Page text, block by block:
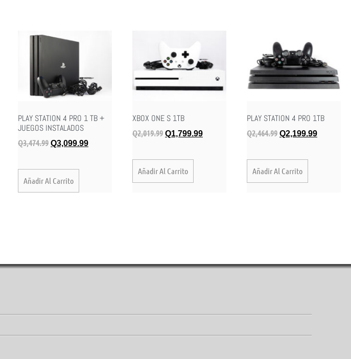
PLAY STATION 4 PRO 1 TB +
JUEGOS INSTALADOS
Q3,474.99 Q3,099.99
Añadir Al Carrito
XBOX ONE S 1TB
Q2,019.99 Q1,799.99
Añadir Al Carrito
PLAY STATION 4 PRO 1TB
Q2,464.99 Q2,199.99
Añadir Al Carrito